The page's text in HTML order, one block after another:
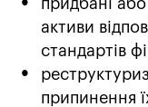
придбані або
активи
стандартів
припинення